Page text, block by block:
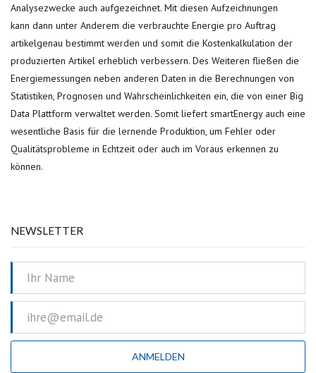
Analysezwecke auch aufgezeichnet. Mit diesen Aufzeichnungen
kann dann unter Anderem die verbrauchte Energie pro Auftrag
artikelgenau bestimmt werden und somit die Kostenkalkulation der
produzierten Artikel erheblich verbessern. Des Weiteren fließen die
Energiemessungen neben anderen Daten in die Berechnungen von
Statistiken, Prognosen und Wahrscheinlichkeiten ein, die von einer Big
Data Plattform verwaltet werden. Somit liefert smartEnergy auch eine
wesentliche Basis für die lernende Produktion, um Fehler oder
Qualitätsprobleme in Echtzeit oder auch im Voraus erkennen zu
können.
NEWSLETTER